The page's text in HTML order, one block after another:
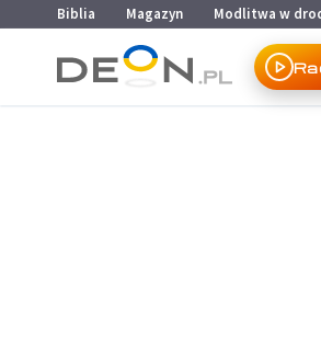
Przejdź do menu głównego
Przejdź do treści
Biblia Magazyn Modlitwa w